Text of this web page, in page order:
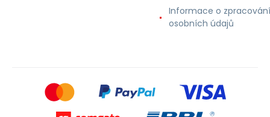
Informace o zpracování
osobních údajů